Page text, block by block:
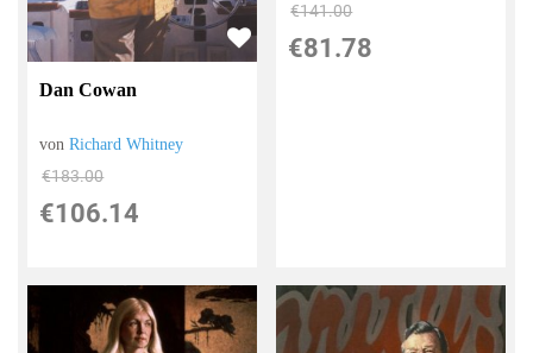
Dan Cowan
vonRichard Whitney
€183.00
€106.14
€141.00
€81.78